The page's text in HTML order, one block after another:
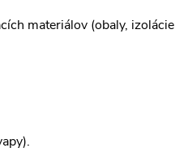
materiálov (obaly,